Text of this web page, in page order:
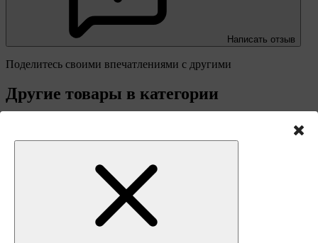
Написать отзыв
Поделитесь своими впечатлениями с другими
Другие товары в категории